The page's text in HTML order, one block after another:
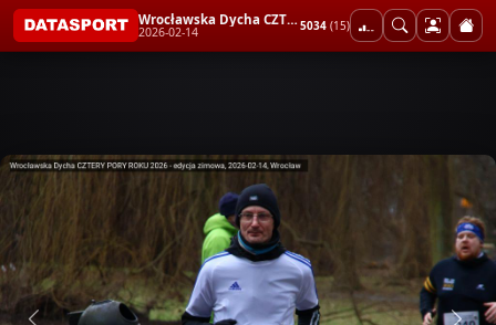
Wrocławska Dycha CZTERY PORY ROKU 2026 - edycja zimowa
2026-02-14 5034 (15)